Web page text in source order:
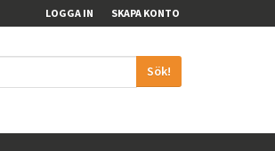
LOGGA IN SKAPA KONTO
Sök!